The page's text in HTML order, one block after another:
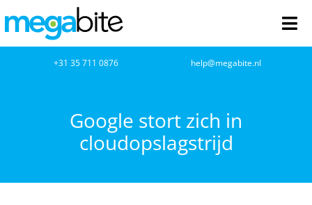
naar
inhoud
Netwerkbeheer
+31 35 711 0876 help@megabite.nl
Google stort zich in
cloudopslagstrijd